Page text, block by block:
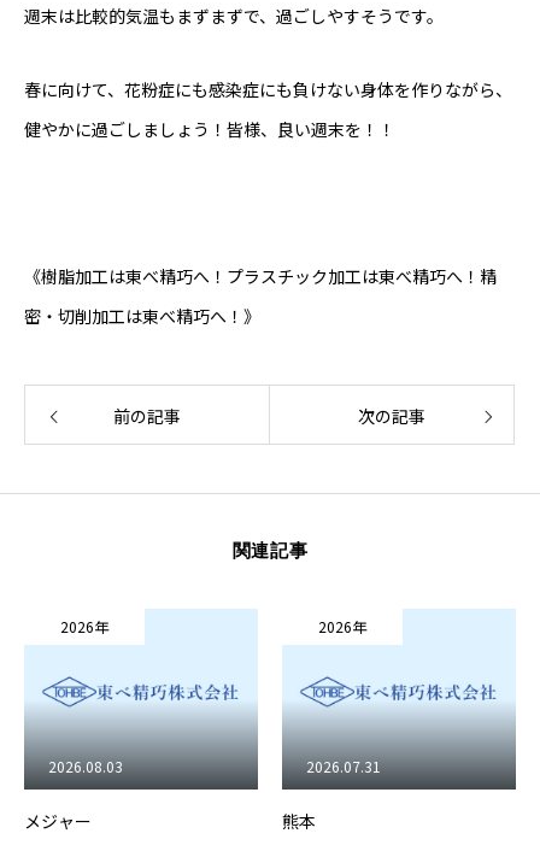
週末は比較的気温もまずまずで、過ごしやすそうです。
春に向けて、花粉症にも感染症にも負けない身体を作りながら、
健やかに過ごしましょう！皆様、良い週末を！！
《樹脂加工は東べ精巧へ！プラスチック加工は東べ精巧へ！精
密・切削加工は東べ精巧へ！》
前の記事 次の記事
関連記事
2026.07.31